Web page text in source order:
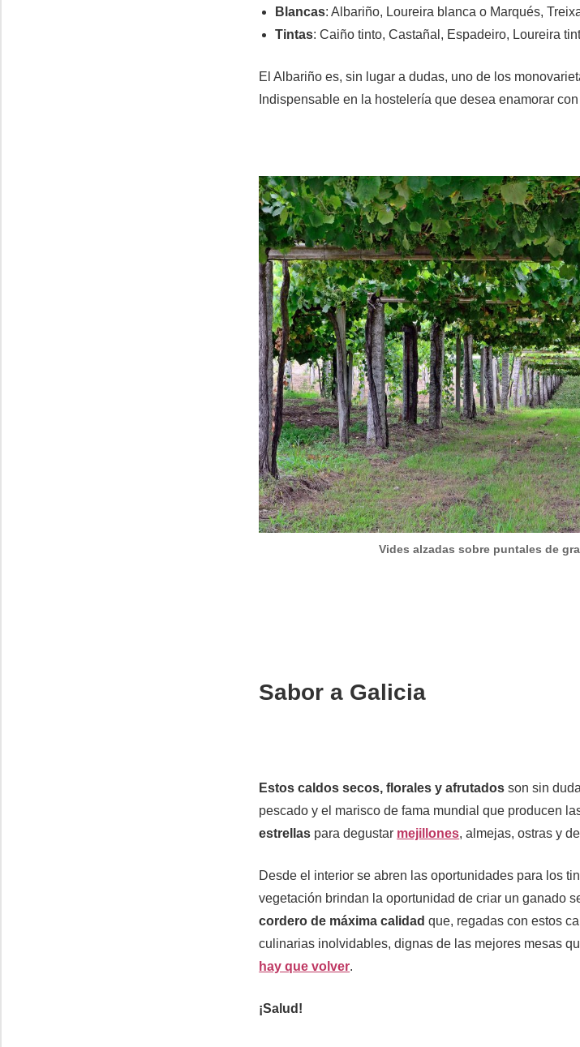
Blancas: Albariño, Loureira blanca o Marqués,
Tintas: Caiño tinto, Castañal, Espadeiro, Loureira
El Albariño es, sin lugar a dudas, uno de los
Indispensable en la hostelería que desea enamorar
Vides alzadas sobre puntales de
Sabor a Galicia
Estos caldos secos, florales y afrutados son sin
pescado y el marisco de fama mundial que producen
estrellas para degustar mejillones, almejas, ostras y
Desde el interior se abren las oportunidades para los
vegetación brindan la oportunidad de criar un ganado
cordero de máxima calidad que, regadas con estos
culinarias inolvidables, dignas de las mejores mesas
hay que volver.
¡Salud!